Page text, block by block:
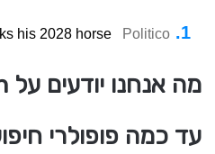
his 2028 horse Politico
מה אנחנו יודעים על Ron Klain